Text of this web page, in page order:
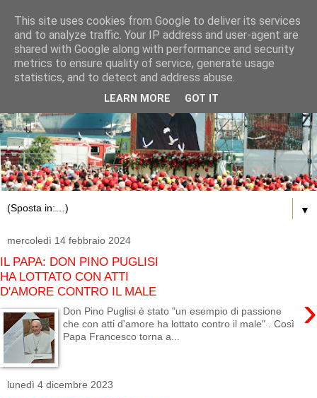
▼
mercoledì 14 febbraio 2024
IL PAPA: DON PINO PUGLISI
HA LOTTATO CON ATTI
D'AMORE CONTRO IL MALE
›
Don Pino Puglisi è stato "un esempio di passione
che con atti d'amore ha lottato contro il male" . Così
Papa Francesco torna a...
lunedì 4 dicembre 2023
This site uses cookies from Google to deliver its services
and to analyze traffic. Your IP address and user-agent are
shared with Google along with performance and security
metrics to ensure quality of service, generate usage
statistics, and to detect and address abuse.
LEARN MORE GOT IT